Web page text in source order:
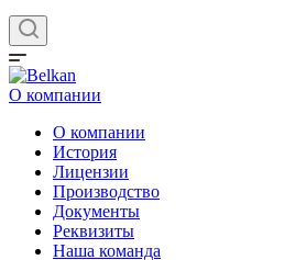
О компании
О компании
История
Лицензии
Производство
Документы
Реквизиты
Наша команда